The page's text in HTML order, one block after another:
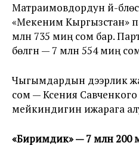
Матраимовдордун үй-
«Мекеним Кыргызстан»
млн 735 миң сом бар.
бөлүгүн — 7 млн 554 миң
Чыгымдардын дээрлик
сом — Ксения
мейкиндигин ижарага
«Биримдик» — 7 млн 200